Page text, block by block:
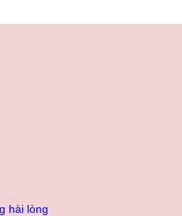
hài lòng